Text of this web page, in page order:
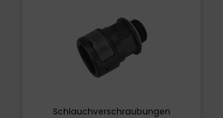
Schlauchverschraubungen